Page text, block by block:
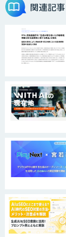
関連記事